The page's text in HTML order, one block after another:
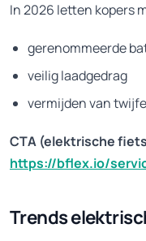
In 2026 letten kopers
gerenommeerde
veilig laadgedrag
vermijden van
CTA (elektrische
https://bflex.io/
Trends